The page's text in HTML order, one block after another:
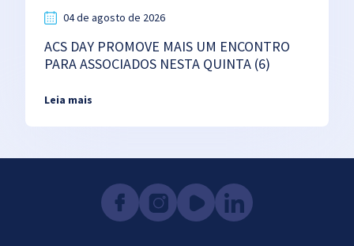
04 de agosto de 2026
ACS DAY PROMOVE MAIS UM ENCONTRO
PARA ASSOCIADOS NESTA QUINTA (6)
Leia mais